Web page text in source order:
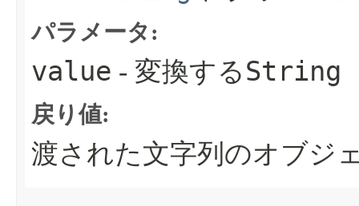
パラメータ:
value - 変換するString
戻り値:
渡された文字列のオブジ